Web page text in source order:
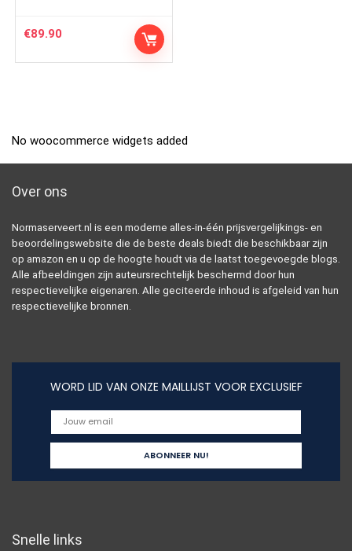
€89.90
No woocommerce widgets added
Over ons
Normaserveert.nl is een moderne alles-in-één prijsvergelijkings- en
beoordelingswebsite die de beste deals biedt die beschikbaar zijn
op amazon en u op de hoogte houdt via de laatst toegevoegde blogs.
Alle afbeeldingen zijn auteursrechtelijk beschermd door hun
respectievelijke eigenaren. Alle geciteerde inhoud is afgeleid van hun
respectievelijke bronnen.
WORD LID VAN ONZE MAILLIJST VOOR EXCLUSIEF
Snelle links